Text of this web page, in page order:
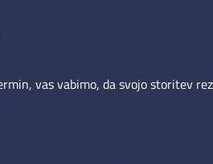
vas vabimo, da svojo storitev